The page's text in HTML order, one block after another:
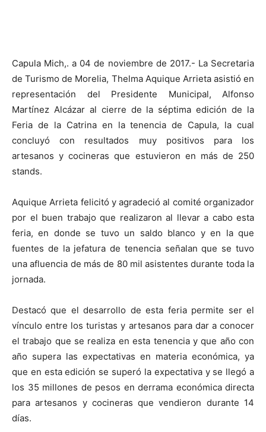
Capula Mich,. a 04 de noviembre de 2017.- La Secretaria
de Turismo de Morelia, Thelma Aquique Arrieta asistió en
representación del Presidente Municipal, Alfonso
Martínez Alcázar al cierre de la séptima edición de la
Feria de la Catrina en la tenencia de Capula, la cual
concluyó con resultados muy positivos para los
artesanos y cocineras que estuvieron en más de 250
stands.
Aquique Arrieta felicitó y agradeció al comité organizador
por el buen trabajo que realizaron al llevar a cabo esta
feria, en donde se tuvo un saldo blanco y en la que
fuentes de la jefatura de tenencia señalan que se tuvo
una afluencia de más de 80 mil asistentes durante toda la
jornada.
Destacó que el desarrollo de esta feria permite ser el
vínculo entre los turistas y artesanos para dar a conocer
el trabajo que se realiza en esta tenencia y que año con
año supera las expectativas en materia económica, ya
que en esta edición se superó la expectativa y se llegó a
los 35 millones de pesos en derrama económica directa
para artesanos y cocineras que vendieron durante 14
días.